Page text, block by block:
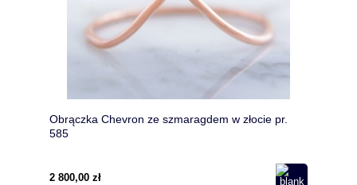
Obrączka Chevron ze szmaragdem w złocie pr.
585
2 800,00 zł